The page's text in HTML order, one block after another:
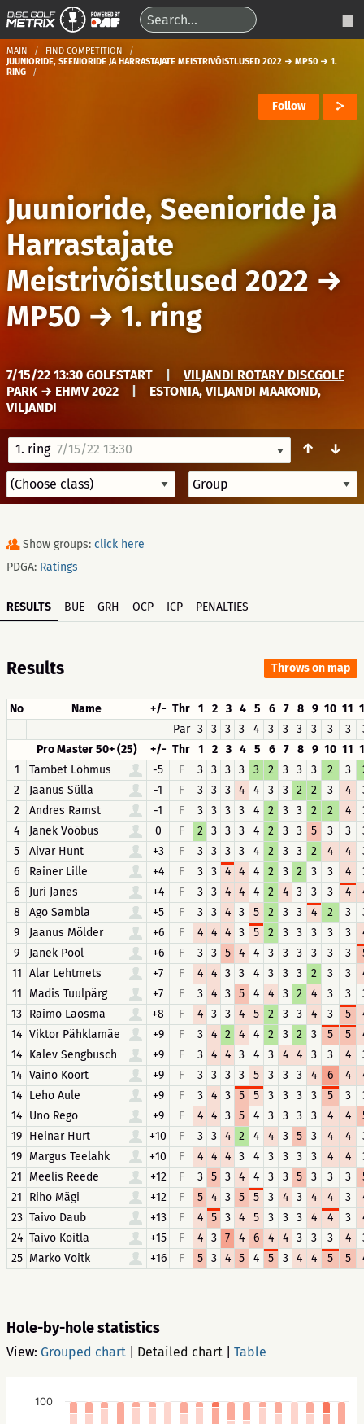
MAIN
FIND COMPETITION
JUUNIORIDE, SEENIORIDE JA HARRASTAJATE MEISTRIVÕISTLUSED 2022 → MP50 → 1.
RING
Follow
Juunioride, Seenioride ja
Harrastajate
Meistrivõistlused 2022 →
MP50→1. ring
7/15/22 13:30 GOLFSTART
VILJANDI ROTARY DISCGOLF
PARK → EHMV 2022
ESTONIA, VILJANDI MAAKOND,
VILJANDI
1. ring7/15/22 13:30 ↑ ↓
Show groups: click here
PDGA: Ratings
RESULTS BUE GRH OCP ICP PENALTIES
Results Throws on map
No Name +/- Thr 1 2 3 4 5 6 7 8 9 10 11
Par 3 3 3 3 4 3 3 3 3 3 3
Pro Master 50+ (25)
+/- Thr 1 2 3 4 5 6 7 8 9 10 11
1
Tambet Lõhmus -5 F 3 3 3 3 3 2 3 3 3 2 3
2
Jaanus Sülla -1 F 3 3 3 4 4 3 3 2 2 3 4
2
Andres Ramst -1 F 3 3 3 3 4 2 3 3 2 2 4
4
Janek Võõbus 0 F 2 3 3 3 4 2 3 3 5 3 3
5
Aivar Hunt +3 F 3 3 3 3 4 2 3 3 2 4 4
6
Rainer Lille +4 F 3 3 4 4 4 2 3 2 3 3 4
6
Jüri Jänes +4 F 3 3 4 4 4 2 4 3 3 3 4
8
Ago Sambla +5 F 3 3 4 3 5 2 3 3 4 2 3
9
Jaanus Mölder +6 F 4 4 4 3 5 2 3 3 3 3 3
9
Janek Pool +6 F 3 3 5 4 4 3 3 3 3 3 3
11 Alar Lehtmets +7 F 4 4 3 3 4 3 3 3 2 3 3
11
Madis Tuulpärg +7 F 3 4 3 5 4 4 3 2 4 3 3
13 Raimo Laosma +8 F 4 3 3 4 5 2 3 3 4 3 5
14 Viktor Pähklamäe +9 F 3 4 2 4 4 2 3 2 3 5 5
14 Kalev Sengbusch +9 F 3 4 4 3 4 3 4 4 3 3 4
14 Vaino Koort +9 F 3 3 3 3 5 3 3 3 4 6 4
14 Leho Aule +9 F 3 4 3 5 5 3 3 3 3 5 3
14 Uno Rego +9 F 4 4 3 5 4 3 3 3 3 4 4
19 Heinar Hurt +10 F 3 3 4 2 4 4 3 5 3 4 4
19 Margus Teelahk +10 F 4 4 4 3 4 3 3 3 3 4 4
21
Meelis Reede +12 F 3 5 3 4 4 3 3 5 3 3 3
21
Riho Mägi +12 F 5 4 3 5 5 3 4 3 4 4 3
23 Taivo Daub +13 F 4 5 3 4 5 3 3 3 4 4 3
24 Taivo Koitla +15 F 4 3 7 4 6 4 4 3 3 3 4
25 Marko Voitk +16 F 5 3 4 5 4 5 3 4 4 5 5
Hole-by-hole statistics
View: Grouped chart Detailed chart Table
100